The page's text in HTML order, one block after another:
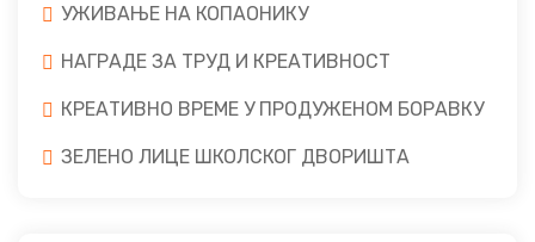
УЖИВАЊЕ НА КОПАОНИКУ
НАГРАДЕ ЗА ТРУД И КРЕАТИВНОСТ
КРЕАТИВНО ВРЕМЕ У ПРОДУЖЕНОМ БОРАВКУ
ЗЕЛЕНО ЛИЦЕ ШКОЛСКОГ ДВОРИШТА